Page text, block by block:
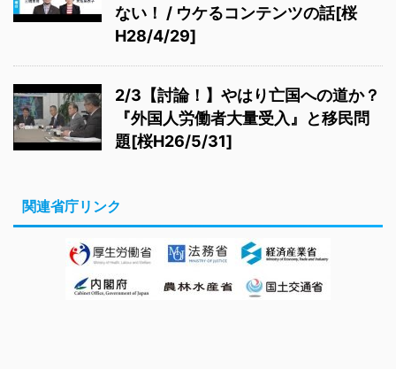
ない！ / ウケるコンテンツの話[桜
H28/4/29]
2/3【討論！】やはり亡国への道か？
『外国人労働者大量受入』と移民問
題[桜H26/5/31]
関連省庁リンク